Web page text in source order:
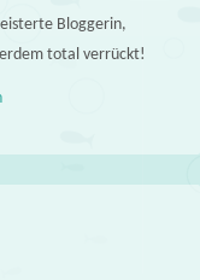
Bloggerin,
total verrückt!